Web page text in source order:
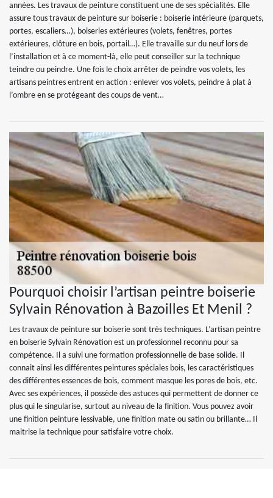
années. Les travaux de peinture constituent une de ses spécialités. Elle
assure tous travaux de peinture sur boiserie : boiserie intérieure (parquets,
portes, escaliers…), boiseries extérieures (volets, fenêtres, portes
extérieures, clôture en bois, portail…). Elle travaille sur du neuf lors de
l’installation et à ce moment-là, elle peut conseiller sur la technique
teindre ou peindre. Une fois le choix arrêter de peindre vos volets, les
artisans peintres entrent en action : enlever vos volets, peindre à plat à
l’ombre en se protégeant des coups de vent…
Pourquoi choisir l’artisan peintre boiserie
Sylvain Rénovation à Bazoilles Et Menil ?
Les travaux de peinture sur boiserie sont très techniques. L’artisan peintre
en boiserie Sylvain Rénovation est un professionnel reconnu pour sa
compétence. Il a suivi une formation professionnelle de base solide. Il
connait ainsi les différentes peintures spéciales bois, les caractéristiques
des différentes essences de bois, comment masque les pores de bois, etc.
Avec ses expériences, il possède des astuces qui permettent de donner ce
plus qui le singularise, surtout au niveau de la finition. Vous pouvez avoir
une finition peinture lessivable, une finition mate ou satin ou brillante… Il
maitrise la technique pour satisfaire votre choix.